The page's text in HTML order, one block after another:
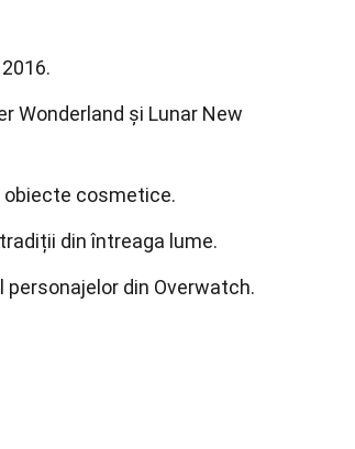
Wonderland și Lunar New
obiecte cosmetice.
din întreaga lume.
din Overwatch.